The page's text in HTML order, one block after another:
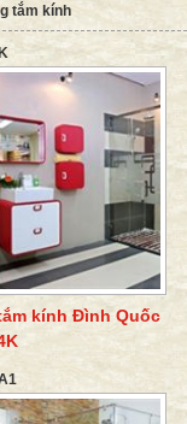
tắm kính
kính Đình Quốc